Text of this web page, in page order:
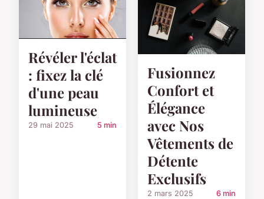
Révéler l'éclat
: fixez la clé
d'une peau
lumineuse
29 mai 2025 5 min
Fusionnez
Confort et
Élégance
avec Nos
Vêtements de
Détente
Exclusifs
2 mars 2025 6 min